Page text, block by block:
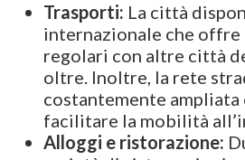
Trasporti: La città
internazionale che offre
regolari con altre città
oltre. Inoltre, la rete
costantemente
facilitare la mobilità
Alloggi e ristorazione: